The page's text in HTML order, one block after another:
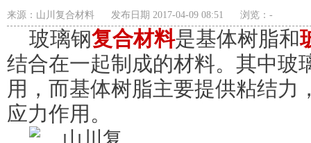
来源： 山川复合材料 发布日期 2017-04-09 08:51 浏览： -
玻璃钢复合材料是基体树脂和
结合在一起制成的材料。其中玻
用，而基体树脂主要提供粘结力
应力作用。